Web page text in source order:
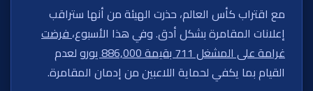
مع اقتراب كأس العالم، حذرت الهيئة من أنها ستراقب
إعلانات المقامرة بشكل أدق. وفي هذا الأسبوع،فرضت
غرامة على المشغل 711 بقيمة 886,000 يورو
لعدم
القيام بما يكفي لحماية اللاعبين من إدمان المقامرة.